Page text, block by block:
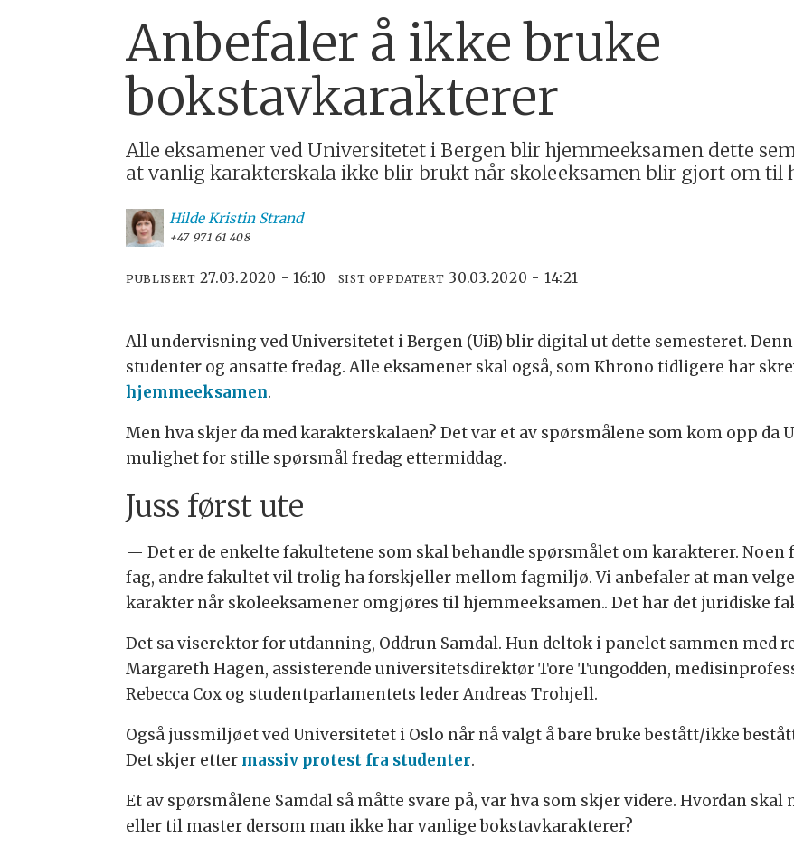
Anbefaler å ikke bruke
bokstavkarakterer
Alle eksamener ved Universitetet i Bergen blir hjemmeeksamen dette
at vanlig karakterskala ikke blir brukt når skoleeksamen blir gjort om til
Hilde Kristin Strand
+47 971 61 408
PUBLISERT 27.03.2020 - 16:10 SIST OPPDATERT 30.03.2020 - 14:21
All undervisning ved Universitetet i Bergen (UiB) blir digital ut dette semesteret.
studenter og ansatte fredag. Alle eksamener skal også, som Khrono tidligere har
hjemmeeksamen.
Men hva skjer da med karakterskalaen? Det var et av spørsmålene som kom opp da
mulighet for stille spørsmål fredag ettermiddag.
Juss først ute
— Det er de enkelte fakultetene som skal behandle spørsmålet om karakterer.
fag, andre fakultet vil trolig ha forskjeller mellom fagmiljø. Vi anbefaler at man
karakter når skoleeksamener omgjøres til hjemmeeksamen.. Det har det juridiske
Det sa viserektor for utdanning, Oddrun Samdal. Hun deltok i panelet sammen med
Margareth Hagen, assisterende universitetsdirektør Tore Tungodden,
Rebecca Cox og studentparlamentets leder Andreas Trohjell.
Også jussmiljøet ved Universitetet i Oslo når nå valgt å bare bruke bestått/ikke
Det skjer etter massiv protest fra studenter.
Et av spørsmålene Samdal så måtte svare på, var hva som skjer videre. Hvordan
eller til master dersom man ikke har vanlige bokstavkarakterer?